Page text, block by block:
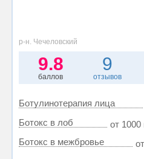
р-н. Чечеловский
9.8
баллов
9
отзывов
Ботулинотерапия лица
Ботокс в лоб
от 1000
Ботокс в межбровье